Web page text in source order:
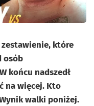
zestawienie, które
osób
końcu nadszedł
na więcej. Kto
walki poniżej.